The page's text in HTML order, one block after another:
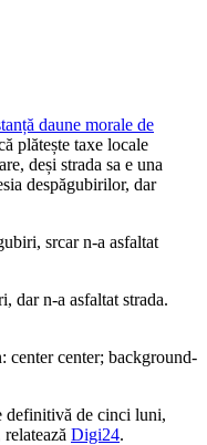
daune morale de
plătește taxe locale
deși strada sa e una
despăgubirilor, dar
dar n-a asfaltat strada.
center center; background-
definitivă de cinci luni,
Digi24.